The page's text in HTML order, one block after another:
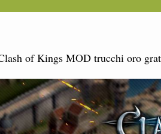
of Kings MOD trucchi oro